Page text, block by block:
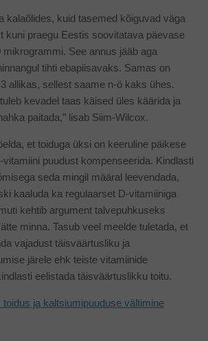
kalaõlides, kuid tasemed kõiguvad väga
kuni praegu Eestis soovitatava päevase
See annus jääb aga
tihti ebapiisavaks. Samas on
allikas, sellest saame n-ö kaks ühes.
kevadel taas käised üles käärida ja
paitada,” lisab Siim-Wilcox.
et toiduga üksi on keeruline päikese
puudust kompenseerida. Kindlasti
seda mingil määral leevendada,
kaaluda ka regulaarset D-vitamiiniga
kehtib argument talvepuhkuseks
minna. Tasub veel meelde tuletada, et
vajadust täisväärtusliku ja
järele ehk teiste vitamiinide
eelistada täisväärtuslikku toitu.
toidus ja kaltsiumipuuduse vältimine